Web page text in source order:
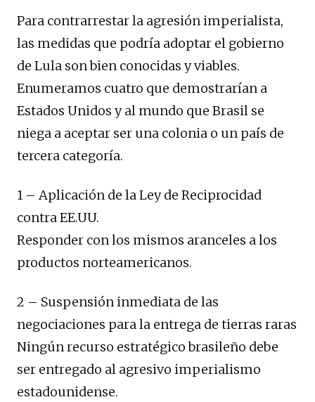
Para contrarrestar la agresión imperialista,
las medidas que podría adoptar el gobierno
de Lula son bien conocidas y viables.
Enumeramos cuatro que demostrarían a
Estados Unidos y al mundo que Brasil se
niega a aceptar ser una colonia o un país de
tercera categoría.
1 – Aplicación de la Ley de Reciprocidad
contra EE.UU.
Responder con los mismos aranceles a los
productos norteamericanos.
2 – Suspensión inmediata de las
negociaciones para la entrega de tierras raras
Ningún recurso estratégico brasileño debe
ser entregado al agresivo imperialismo
estadounidense.